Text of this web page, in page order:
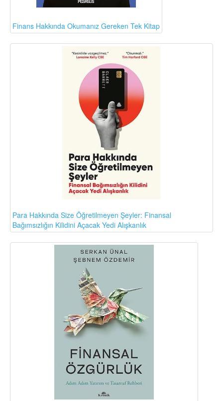
Finans Hakkında Okumanız Gereken Tek Kitap
Para Hakkında Size Öğretilmeyen Şeyler: Finansal
Bağımsızlığın Kilidini Açacak Yedi Alışkanlık